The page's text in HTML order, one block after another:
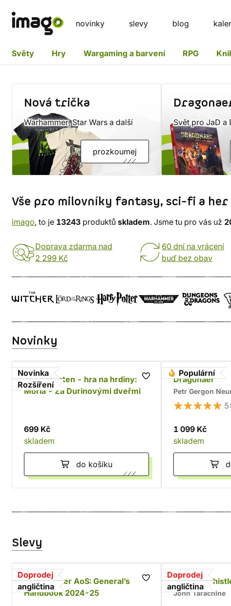
novinky slevy blog
Světy Hry Wargaming a barvení RPG
Nová trička
Warhammer, Star Wars a další
prozkoumej
Svět pro JaD a
Vše pro milovníky fantasy, sci-fi a her
imago, to je 13243 produktů skladem. Jsme tu pro vás už
Doprava zdarma nad
2 299 Kč
60 dní na vrácení
buď bez obav
Novinky
Novinka
Rozšíření
Jeden prsten - hra na hrdiny:
Moria - Za Durinovými dveřmi
699 Kč
skladem
do košíku
Populární
Dragonaer
Petr Gergon
1 099 Kč
skladem
Slevy
Doprodej
angličtina
Warhammer AoS: General’s
Handbook 2024-25
Doprodej
angličtina
Witch of
John Tarachine